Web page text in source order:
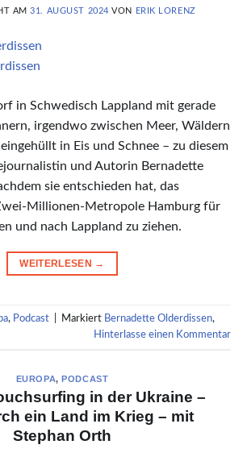
AM31. AUGUST 2024 VON ERIK LORENZ
in Schwedisch Lappland mit gerade
irgendwo zwischen Meer, Wäldern
in Eis und Schnee – zu diesem
und Autorin Bernadette
sie entschieden hat, das
Millionen-Metropole Hamburg für
und nach Lappland zu ziehen.
WEITERLESEN →
, Podcast Markiert Bernadette Olderdissen,
Hinterlasse einen Kommentar
EUROPA,PODCAST
in der Ukraine –
ein Land im Krieg – mit
Stephan Orth